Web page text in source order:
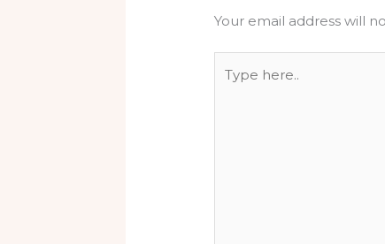
Your email address will
here..